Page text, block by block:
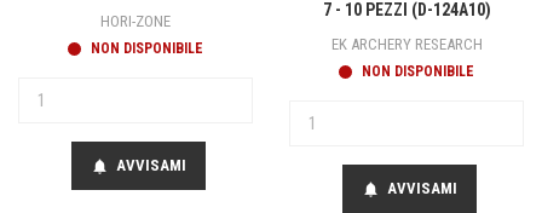
HORI-ZONE
NON DISPONIBILE
notifications AVVISAMI
7 - 10 PEZZI (D-124A10)
EK ARCHERY RESEARCH
NON DISPONIBILE
notifications AVVISAMI